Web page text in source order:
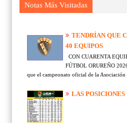
Notas Más Visitadas
TENDRÍAN QUE
40 EQUIPOS
CON CUARENTA
FÚTBOL ORUREÑO
que el campeonato oficial de la Asociación
LAS POSICIONES